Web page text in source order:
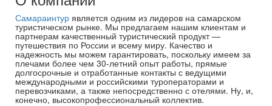
Самараинтур является одним из лидеров на самарском
туристическом рынке. Мы предлагаем нашим клиентам и
партнерам качественный туристический продукт —
путешествия по России и всему миру. Качество и
надежность мы можем гарантировать, поскольку имеем за
плечами более чем 30-летний опыт работы, прямые
долгосрочные и отработанные контакты с ведущими
международными и российскими туроператорами и
перевозчиками, а также непосредственно с отелями. Ну, и,
конечно, высокопрофессиональный коллектив.